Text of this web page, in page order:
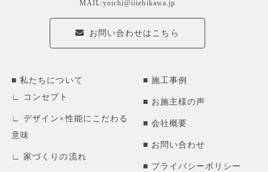
MAIL:yoichi@iiiehikawa.jp
お問い合わせはこちら
私たちについて
コンセプト
デザイン×性能にこだわる
意味
家づくりの流れ
施工事例
お施主様の声
会社概要
お問い合わせ
プライバシーポリシー